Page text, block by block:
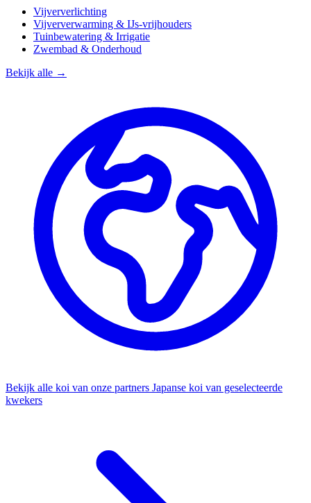
Vijververlichting
Vijververwarming & IJs-vrijhouders
Tuinbewatering & Irrigatie
Zwembad & Onderhoud
Bekijk alle →
Bekijk alle koi van onze partners Japanse koi van geselecteerde
kwekers